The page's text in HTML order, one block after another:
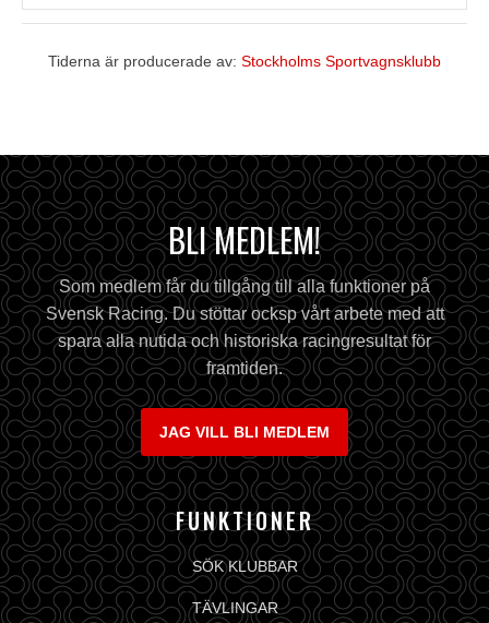
Tiderna är producerade av: Stockholms Sportvagnsklubb
BLI MEDLEM!
Som medlem får du tillgång till alla funktioner på
Svensk Racing. Du stöttar ocksp vårt arbete med att
spara alla nutida och historiska racingresultat för
framtiden.
JAG VILL BLI MEDLEM
FUNKTIONER
SÖK KLUBBAR
TÄVLINGAR